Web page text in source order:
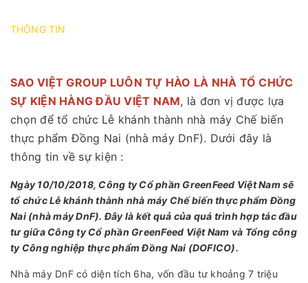
THÔNG TIN
SAO VIỆT GROUP LUÔN TỰ HÀO LÀ NHÀ TỔ CHỨC
SỰ KIỆN HÀNG ĐẦU VIỆT NAM, là đơn vị được lựa
chọn để tổ chức Lễ khánh thành nhà máy Chế biến
thực phẩm Đồng Nai (nhà máy DnF). Dưới đây là
thông tin về sự kiện :
Ngày 10/10/2018, Công ty Cổ phần GreenFeed Việt Nam sẽ
tổ chức Lễ khánh thành nhà máy Chế biến thực phẩm Đồng
Nai (nhà máy DnF). Đây là kết quả của quá trình hợp tác đầu
tư giữa Công ty Cổ phần GreenFeed Việt Nam và Tổng công
ty Công nghiệp thực phẩm Đồng Nai (DOFICO).
Nhà máy DnF có diện tích 6ha, vốn đầu tư khoảng 7 triệu